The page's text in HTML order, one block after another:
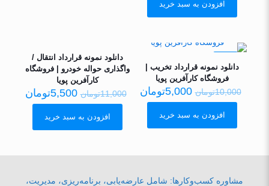
افزودن به سبد خرید
دانلود نمونه قرارداد تخریب |
فروشگاه کارآفرین پویا
10,000تومان 5,000تومان
افزودن به سبد خرید
حراج
دانلود نمونه قرارداد انتقال /
واگذاری حواله خودرو | فروشگاه
کارآفرین پویا
11,000تومان 5,500تومان
افزودن به سبد خرید
مشاوره کسب‌وکارها: شامل عارضه‌یابی، برنامه‌ریزی، مدیریت،